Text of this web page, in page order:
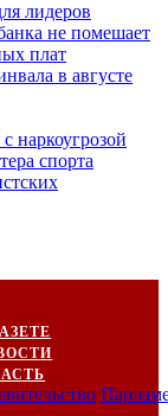
лидеров
не помешает
плат
в августе
наркоугрозой
спорта